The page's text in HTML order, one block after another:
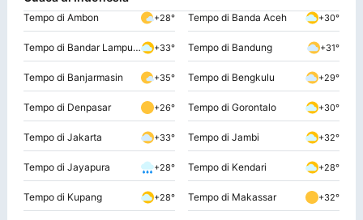
Tempo di Ambon +28° Tempo di Banda Aceh +30°
Tempo di Bandar Lampung +33° Tempo di Bandung +31°
Tempo di Banjarmasin +35° Tempo di Bengkulu +29°
Tempo di Denpasar +26° Tempo di Gorontalo +30°
Tempo di Jakarta +33° Tempo di Jambi +32°
Tempo di Jayapura +28° Tempo di Kendari +28°
Tempo di Kupang +28° Tempo di Makassar +32°